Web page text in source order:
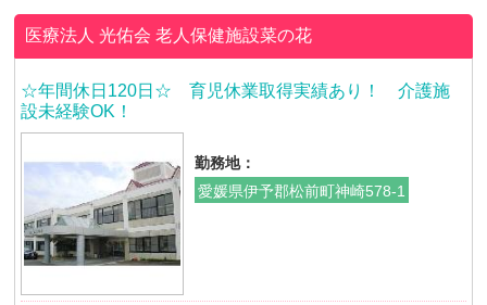
医療法人 光佑会老人保健施設菜の花
☆年間休日120日☆ 育児休業取得実績あり！ 介護施
設未経験OK！
勤務地：
愛媛県伊予郡松前町神崎578-1